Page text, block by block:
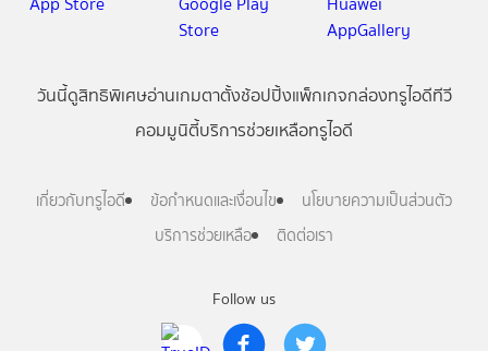
Follow us
วันนี้ดูสิทธิพิเศษอ่านเกมตาตั้งช้อปปิ้งแพ็กเกจกล่องทรูไอดีทีวี
คอมมูนิตี้บริการช่วยเหลือทรูไอดี
เกี่ยวกับทรูไอดี ข้อกำหนดและเงื่อนไข
นโยบายความเป็นส่วนตัว
บริการช่วยเหลือ
ติดต่อเรา